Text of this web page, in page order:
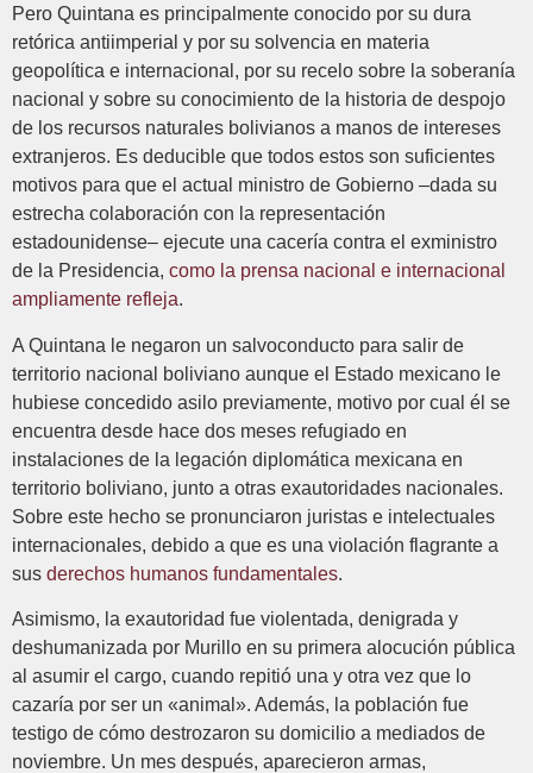
Pero Quintana es principalmente conocido por su dura
retórica antiimperial y por su solvencia en materia
geopolítica e internacional, por su recelo sobre la soberanía
nacional y sobre su conocimiento de la historia de despojo
de los recursos naturales bolivianos a manos de intereses
extranjeros. Es deducible que todos estos son suficientes
motivos para que el actual ministro de Gobierno –dada su
estrecha colaboración con la representación
estadounidense– ejecute una cacería contra el exministro
de la Presidencia, como la prensa nacional e internacional
ampliamente refleja.
A Quintana le negaron un salvoconducto para salir de
territorio nacional boliviano aunque el Estado mexicano le
hubiese concedido asilo previamente, motivo por cual él se
encuentra desde hace dos meses refugiado en
instalaciones de la legación diplomática mexicana en
territorio boliviano, junto a otras exautoridades nacionales.
Sobre este hecho se pronunciaron juristas e intelectuales
internacionales, debido a que es una violación flagrante a
sus derechos humanos fundamentales.
Asimismo, la exautoridad fue violentada, denigrada y
deshumanizada por Murillo en su primera alocución pública
al asumir el cargo, cuando repitió una y otra vez que lo
cazaría por ser un «animal». Además, la población fue
testigo de cómo destrozaron su domicilio a mediados de
noviembre. Un mes después, aparecieron armas,